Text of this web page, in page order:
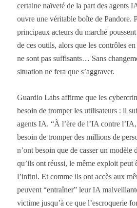
certaine naïveté de la part des agents
ouvre une véritable boîte de Pandore.
principaux acteurs du marché
de ces outils, alors que les contrôles
ne sont pas suffisants… Sans
situation ne fera que s’aggraver.
Guardio Labs affirme que les
besoin de tromper les utilisateurs : il
agents IA. “À l’ère de l’IA contre l’IA,
besoin de tromper des millions de
n’ont besoin que de casser un
qu’ils ont réussi, le même exploit peut
l’infini. Et comme ils ont accès aux
peuvent “entraîner” leur IA
victime jusqu’à ce que l’escroquerie